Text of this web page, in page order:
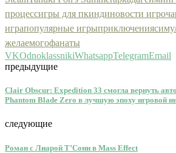
процессигры для пкиндиновости игр
играпопулярные игрыприключения
желаемогофанаты
VKOdnoklassnikiWhatsappTelegramEmail
предыдущие
Clair Obscur: Expedition 33 смогла вернуть
Phantom Blade Zero в лучшую эпоху игровой
следующие
Роман с Лиарой Т’Сони в Mass Effect